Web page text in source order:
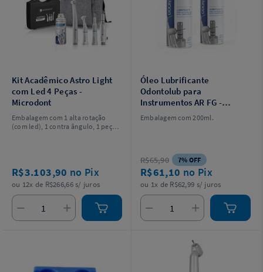
Kit Acadêmico Astro Light
com Led 4 Peças -
Microdont
Embalagem com 1 alta rotação
(com led), 1 contra ângulo, 1 peça
R$3.103,90 no Pix
ou 12x de R$266,66 s/ juros
Óleo Lubrificante
Odontolub para
Instrumentos AR FG -
Schuster
Embalagem com 200ml.
R$65,90 7% OFF
R$61,10 no Pix
ou 1x de R$62,99 s/ juros